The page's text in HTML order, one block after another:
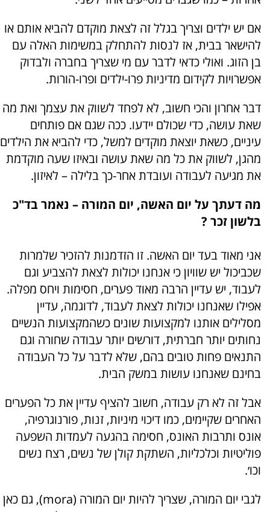
אם יש ילדים וצריך בגלל זה לצאת מוקדם להביא אותם או
להישאר בבית, אז לנסות להתחלק במשימות האלה עם
בן הזוג. ואולי כדאי לדבר עם מי שצריך בחברה ולבדוק
אפשרויות לקידום מדיניות פרו-ילדים ופרו-הורות.
דבר אחרון והכי חשוב, לא לפחד לשווק את עצמך ואת מה
שאת עושה, כדי שכולם יידעו. ככה שגם אם פותחים
עיניים, כשאת יוצאת מוקדים למשל, כדי להביא את הילדים
מהגן, לשווק את כל מה שאת עושה ובאיזו שעה מוקדמת
את מגיעה לעבודה ועובדת אחר-כך בלילה – לאיזון.
מה דעתך על יום האשה, יום המורה – נאמר בד"כ
בלשון זכר ?
אני מאוד בעד יום האשה. זו הזדמנות להזכיר שלמרות
שכביכול יש שוויון כי אנחנו יכולות לצאת להצביע וגם
לעבוד, יש עדיין הרבה מאוד פערים, חסימות ויחס מפלה.
אפילו שאנחנו יכולות לצאת לעבוד, לדוגמה, עדיין
מסלילים אותנו למקצועות שונים כשהמקצועות הנשיים
נחותים יותר חברתית, דורשים יותר עבודה שחורה וגם
התנאים פחות טובים בהם, שלא לדבר על כל העבודה
בחינם שאנחנו עושות במשק הבית.
אבל זה לא רק עבודה, חשוב להציף עדיין את כל הפערים
האחרים שקיימים, כמו דיכוי מיניות, זנות, פורנוגרפיה,
אונס ותרבות האונס, חסימה בהגעה לעמדות השפעה
פוליטיות וכלכליות, השתקת קולן של נשים, רצח נשים
וכו׳.
לגבי יום המורה, שצריך להיות יום המורה (mora), גם כאן